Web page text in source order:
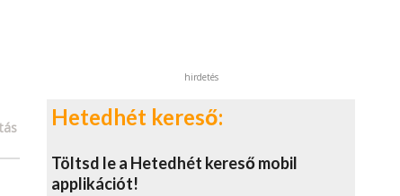
hirdetés
Hetedhét kereső:
Töltsd le a Hetedhét kereső mobil
applikációt!